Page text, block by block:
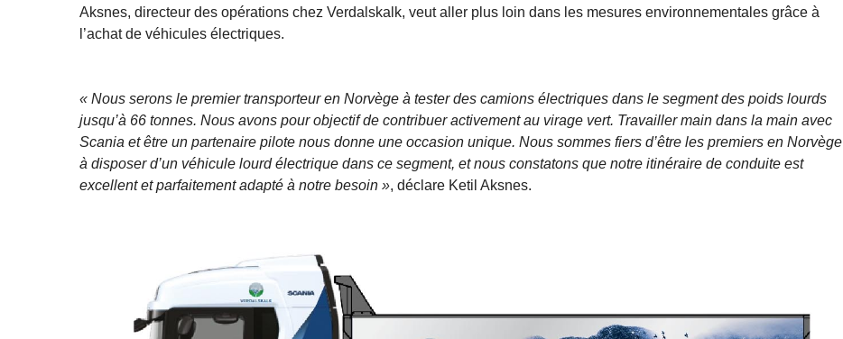
Aksnes, directeur des opérations chez Verdalskalk, veut aller plus loin dans les mesures environnementales grâce à
l’achat de véhicules électriques.
« Nous serons le premier transporteur en Norvège à tester des camions électriques dans le segment des poids lourds
jusqu’à 66 tonnes. Nous avons pour objectif de contribuer activement au virage vert. Travailler main dans la main avec
Scania et être un partenaire pilote nous donne une occasion unique. Nous sommes fiers d’être les premiers en Norvège
à disposer d’un véhicule lourd électrique dans ce segment, et nous constatons que notre itinéraire de conduite est
excellent et parfaitement adapté à notre besoin », déclare Ketil Aksnes.